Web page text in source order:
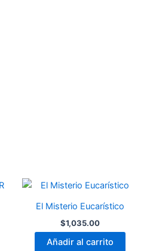
El Misterio Eucarístico
$1,035.00
Añadir al carrito